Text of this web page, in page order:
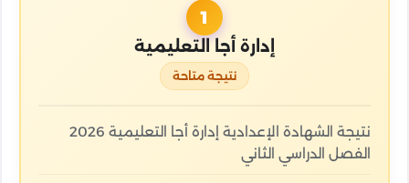
1
إدارة أجا التعليمية
نتيجة متاحة
نتيجة الشهادة الإعدادية إدارة أجا التعليمية 2026
الفصل الدراسي الثاني